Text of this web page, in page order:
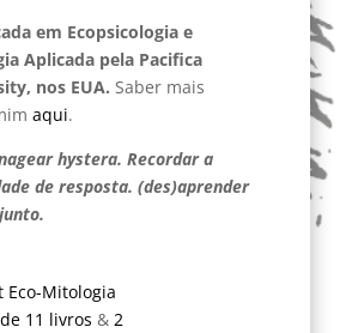
em Ecopsicologia e
Aplicada pela Pacifica
nos EUA. Saber mais
aqui.
hystera. Recordar a
de resposta. (des)aprender
Eco-Mitologia
11 livros &2